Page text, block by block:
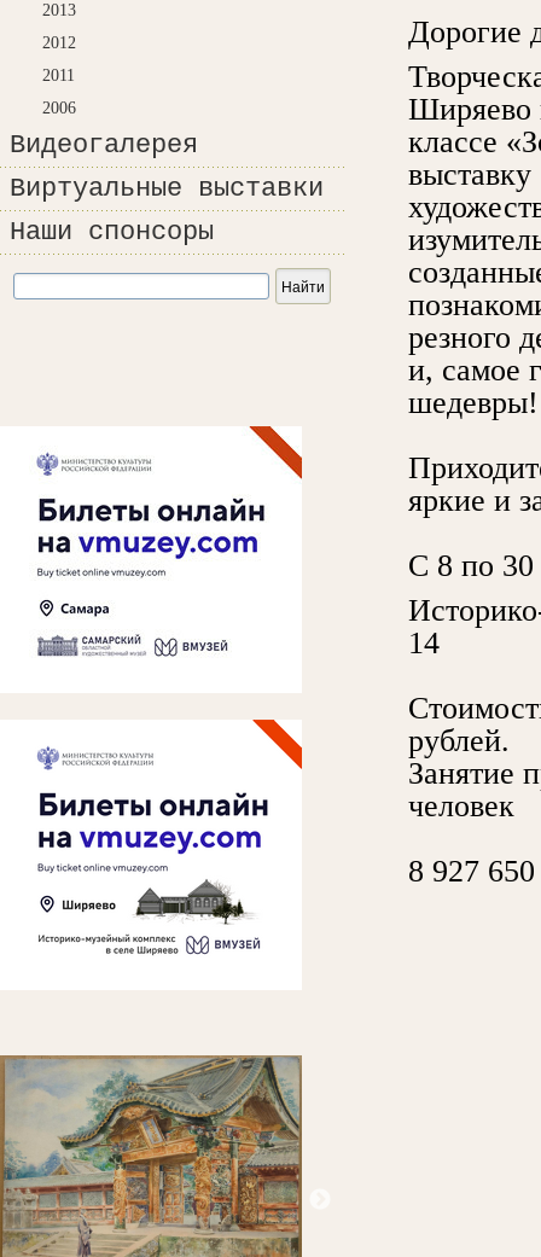
2013
2012
2011
2006
Видеогалерея
Виртуальные выставки
Наши спонсоры
Дорогие
Ширяево
классе
резного
и, самое
шедевры!
яркие и
С 8 по
14
рублей.
Занятие
человек
8 927